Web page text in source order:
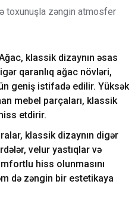
toxunuşla zəngin atmosfer
klassik dizaynın əsas
qaranlıq ağac növləri,
geniş istifadə edilir. Yüksək
mebel parçaları, klassik
etdirir.
klassik dizaynın digər
velur yastıqlar və
hiss olunmasını
də zəngin bir estetikaya